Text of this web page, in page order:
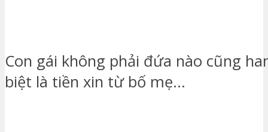
Con gái không phải đứa nào cũng
biệt là tiền xin từ bố mẹ…